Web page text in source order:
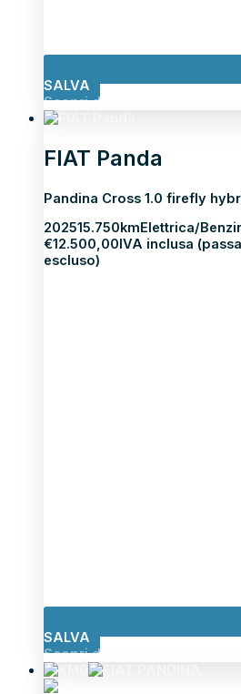
SALVA
Scopri di più
FIAT Panda
Pandina Cross 1.0 firefly
202515.750kmElettrica/
€12.500,00 IVA inclusa
escluso)
SALVA
Scopri di più